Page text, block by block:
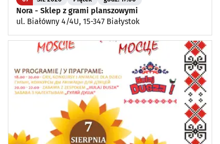
Nora - Sklep z grami planszowymi
ul. Białówny 4/4U, 15-347 Białystok